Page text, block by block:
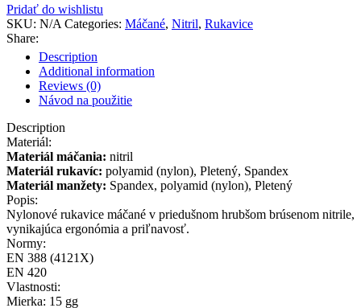
Pridať do wishlistu
SKU: N/ACategories: Máčané, Nitril, Rukavice
Share:
Description
Additional information
Reviews (0)
Návod na použitie
Description
Materiál:
Materiál máčania: nitril
Materiál rukavíc: polyamid (nylon), Pletený, Spandex
Materiál manžety: Spandex, polyamid (nylon), Pletený
Popis:
Nylonové rukavice máčané v priedušnom hrubšom brúsenom nitrile,
vynikajúca ergonómia a priľnavosť.
Normy:
EN 388 (4121X)
EN 420
Vlastnosti:
Mierka: 15 gg